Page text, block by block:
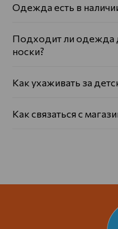
Одежда есть в
Подходит ли одежда
носки?
Как ухаживать за
Как связаться с